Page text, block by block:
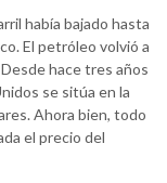
había bajado hasta
El petróleo volvió a
hace tres años
se sitúa en la
Ahora bien, todo
el precio del